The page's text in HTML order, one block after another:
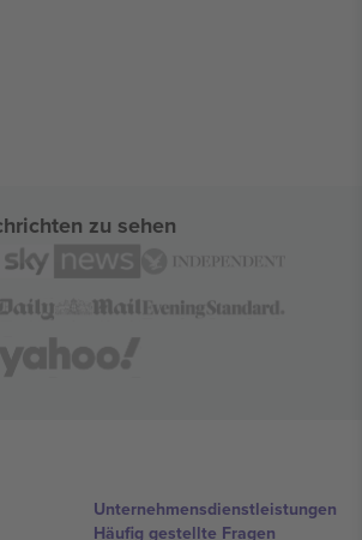
zu sehen
Unternehmensdienstleistungen
Häufig gestellte Fragen